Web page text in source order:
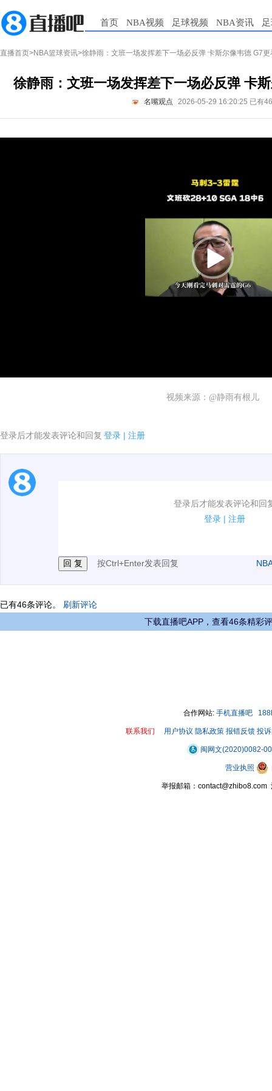
首页 NBA视频 足球视频 NBA资讯
直播首页>NBA篮球资讯>徐静雨：文班一场发挥差下一场必反弹 卡斯尔像韦德 G7
徐静雨：文班一场发挥差下一场必反弹 卡
名嘴观点 2026-05-29 16:20:25 已有
视频来源：@静雨有根儿
登录后才能发表评论和回复 登录 | 注册
登录后才能发表评论和回
登录 | 注册
1.电脑端新用户可以发表评论了！
按Ctrl+Enter发表回复
已有46条评论。 刷新评论
下载直播吧APP，查看46条精彩
合作网站: 手机直播吧
联系我们 用户协议 隐私政策 报错反馈 投
闽网文(2020)0082-
营业执照
举报邮箱：